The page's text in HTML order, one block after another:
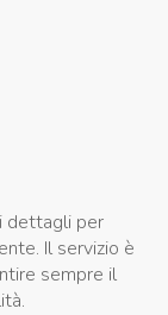
dettagli per
Il servizio è
sempre il